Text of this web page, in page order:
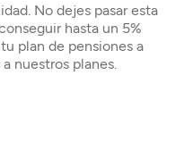
No dejes pasar esta
hasta un 5%
plan de pensiones a
nuestros planes.